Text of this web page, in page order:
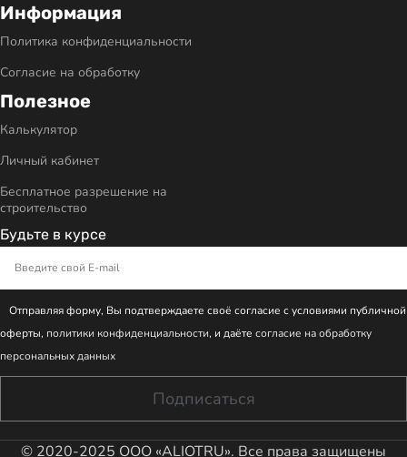
Информация
Политика конфиденциальности
Согласие на обработку
Полезное
Калькулятор
Личный кабинет
Бесплатное разрешение на
строительство
Будьте в курсе
Отправляя форму, Вы подтверждаете своё согласие с условиями публичной
оферты, политики конфиденциальности, и даёте согласие на обработку
персональных данных
Подписаться
© 2020-2025 ООО «ALIOTRU». Все права защищены